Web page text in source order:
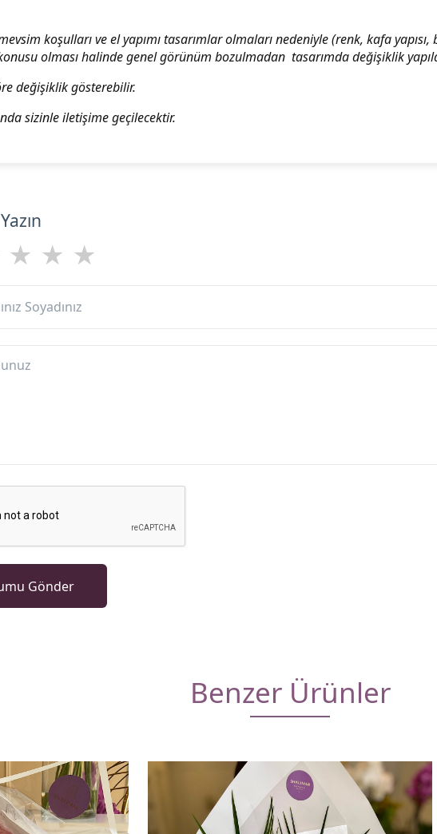
koşulları ve el yapımı tasarımlar olmaları nedeniyle (renk, kafa
olması halinde genel görünüm bozulmadan tasarımda değişiklik
değişiklik gösterebilir.
sizinle iletişime geçilecektir.
Benzer Ürünler